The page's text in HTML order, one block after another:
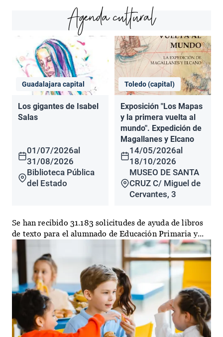
Agenda cultural
Guadalajara capital
Los gigantes de Isabel
Salas
01/07/2026al
31/08/2026
Biblioteca Pública
del Estado
Toledo (capital)
Exposición "Los Mapas
y la primera vuelta al
mundo". Expedición de
Magallanes y Elcano
14/05/2026al
18/10/2026
MUSEO DE SANTA
CRUZ C/ Miguel de
Cervantes, 3
Se han recibido 31.183 solicitudes de ayuda de libros
de texto para el alumnado de Educación Primaria y...